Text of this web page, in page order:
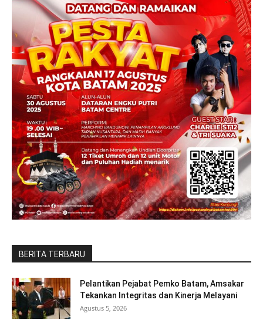
BERITA TERBARU
Pelantikan Pejabat Pemko Batam, Amsakar
Tekankan Integritas dan Kinerja Melayani
Agustus 5, 2026